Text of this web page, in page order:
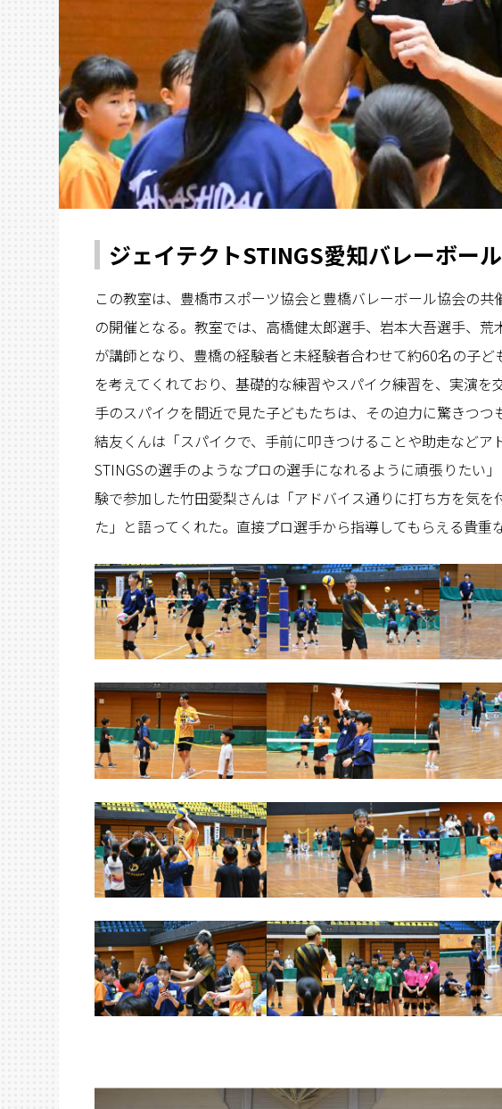
ジェイテクトSTINGS愛知バレーボー
この教室は、豊橋市スポーツ協会と豊橋バレーボール協会の
の開催となる。教室では、高橋健太郎選手、岩本大吾選手、
が講師となり、豊橋の経験者と未経験者合わせて約60名の子
を考えてくれており、基礎的な練習やスパイク練習を、実演
手のスパイクを間近で見た子どもたちは、その迫力に驚きつ
結友くんは「スパイクで、手前に叩きつけることや助走など
STINGSの選手のようなプロの選手になれるように頑張りたい
験で参加した竹田愛梨さんは「アドバイス通りに打ち方を気
た」と語ってくれた。直接プロ選手から指導してもらえる貴重